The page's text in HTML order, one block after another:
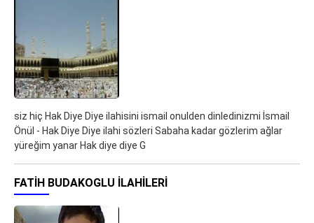
siz hiç Hak Diye Diye ilahisini ismail onulden dinledinizmi İsmail
Önül - Hak Diye Diye ilahi sözleri Sabaha kadar gözlerim ağlar
yüreğim yanar Hak diye diye G
FATIH BUDAKOGLU ILAHILERI